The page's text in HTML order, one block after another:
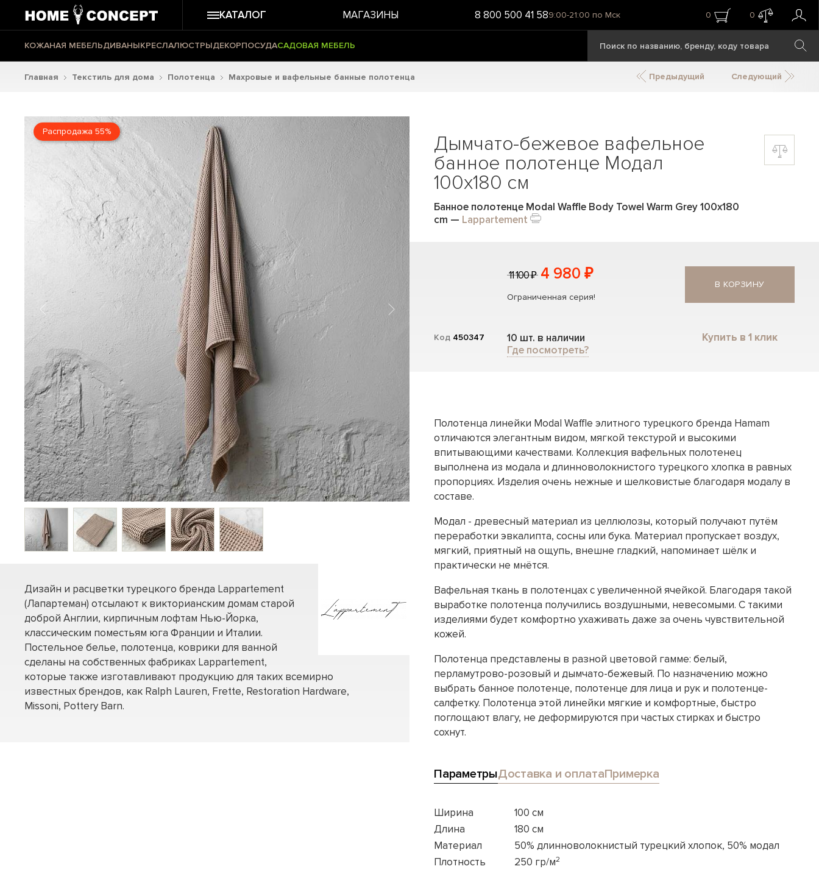
КАТАЛОГ МАГАЗИНЫ 8 800 500 41 589:00-21:00 по Мск 0 0
КОЖАНАЯ МЕБЕЛЬДИВАНЫКРЕСЛАЛЮСТРЫДЕКОРПОСУДАСАДОВАЯ МЕБЕЛЬ
Главная Текстиль для дома Полотенца Махровые и вафельные банные полотенца Предыдущий Следующий
Распродажа 55%
Дизайн и расцветки турецкого бренда Lappartement
(Лапартеман) отсылают к викторианским домам старой
доброй Англии, кирпичным лофтам Нью-Йорка,
классическим поместьям юга Франции и Италии.
Постельное белье, полотенца, коврики для ванной
сделаны на собственных фабриках Lappartement,
которые также изготавливают продукцию для таких всемирно
известных брендов, как Ralph Lauren, Frette, Restoration Hardware,
Missoni, Pottery Barn.
Дымчато-бежевое вафельное
банное полотенце Модал
100x180 см
Банное полотенце Modal Waffle Body Towel Warm Grey 100x180
cm — Lappartement
Код 450347
11 100 ₽ 4 980 ₽
Ограниченная серия!
10 шт. в наличии
Где посмотреть?
В КОРЗИНУ
Купить в 1 клик
Полотенца линейки Modal Waffle элитного турецкого бренда Hamam
отличаются элегантным видом, мягкой текстурой и высокими
впитывающими качествами. Коллекция вафельных полотенец
выполнена из модала и длинноволокнистого турецкого хлопка в равных
пропорциях. Изделия очень нежные и шелковистые благодаря модалу в
составе.
Модал - древесный материал из целлюлозы, который получают путём
переработки эвкалипта, сосны или бука. Материал пропускает воздух,
мягкий, приятный на ощупь, внешне гладкий, напоминает шёлк и
практически не мнётся.
Вафельная ткань в полотенцах с увеличенной ячейкой. Благодаря такой
выработке полотенца получились воздушными, невесомыми. С такими
изделиями будет комфортно ухаживать даже за очень чувствительной
кожей.
Полотенца представлены в разной цветовой гамме: белый,
перламутрово-розовый и дымчато-бежевый. По назначению можно
выбрать банное полотенце, полотенце для лица и рук и полотенце-
салфетку. Полотенца этой линейки мягкие и комфортные, быстро
поглощают влагу, не деформируются при частых стирках и быстро
сохнут.
ПараметрыДоставка и оплатаПримерка
Ширина
100 см
Длина
180 см
Материал
50% длинноволокнистый турецкий хлопок, 50% модал
Плотность
250 гр/м2